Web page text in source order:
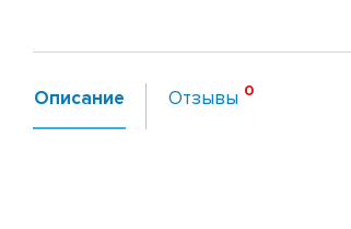
Описание Отзывы